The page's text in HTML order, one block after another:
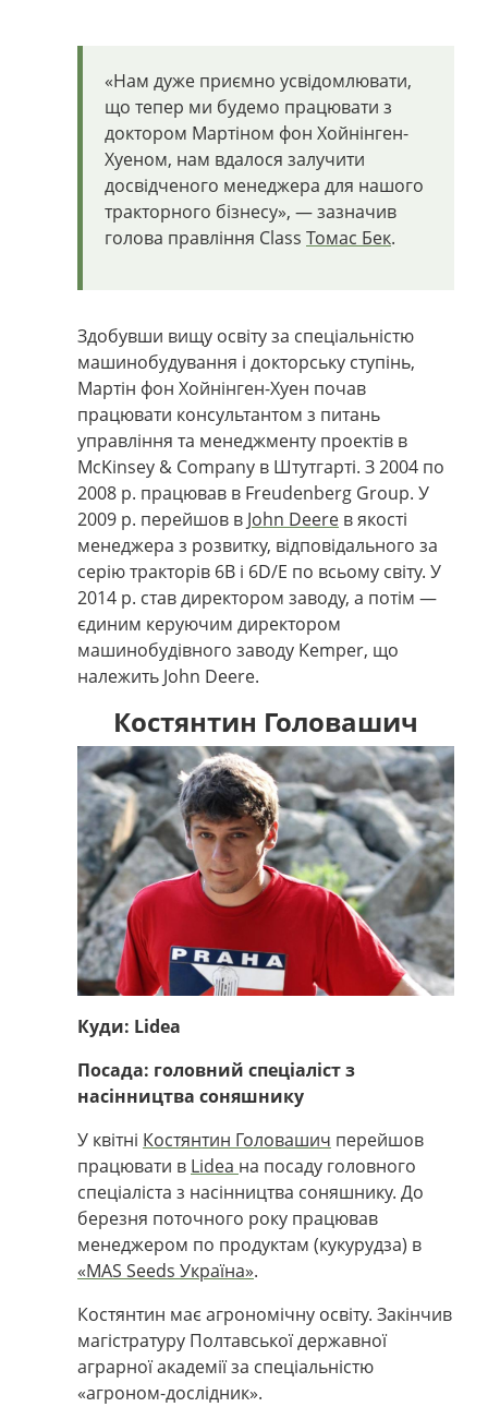
«Нам дуже приємно усвідомлювати,
що тепер ми будемо працювати з
доктором Мартіном фон Хойнінген-
Хуеном, нам вдалося залучити
досвідченого менеджера для нашого
тракторного бізнесу», — зазначив
голова правління Class Томас Бек.
Здобувши вищу освіту за спеціальністю
машинобудування і докторську ступінь,
Мартін фон Хойнінген-Хуен почав
працювати консультантом з питань
управління та менеджменту проектів в
McKinsey & Company в Штутгарті. З 2004 по
2008 р. працював в Freudenberg Group. У
2009 р. перейшов в John Deere в якості
менеджера з розвитку, відповідального за
серію тракторів 6B і 6D/E по всьому світу. У
2014 р. став директором заводу, а потім —
єдиним керуючим директором
машинобудівного заводу Kemper, що
належить John Deere.
Костянтин Головашич
Куди: Lidea
Посада: головний спеціаліст з
насінництва соняшнику
У квітні Костянтин Головашич перейшов
працювати в Lidea на посаду головного
спеціаліста з насінництва соняшнику. До
березня поточного року працював
менеджером по продуктам (кукурудза) в
«MAS Seeds Україна».
Костянтин має агрономічну освіту. Закінчив
магістратуру Полтавської державної
аграрної академії за спеціальністю
«агроном-дослідник».